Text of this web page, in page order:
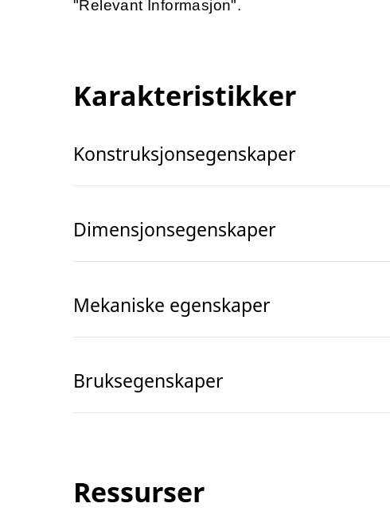
"Relevant Informasjon".
Karakteristikker
Konstruksjonsegenskaper
Dimensjonsegenskaper
Mekaniske egenskaper
Bruksegenskaper
Ressurser